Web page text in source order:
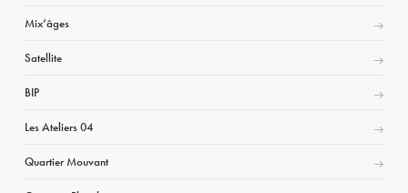
Mix’âges
Satellite
BIP
Les Ateliers 04
Quartier Mouvant